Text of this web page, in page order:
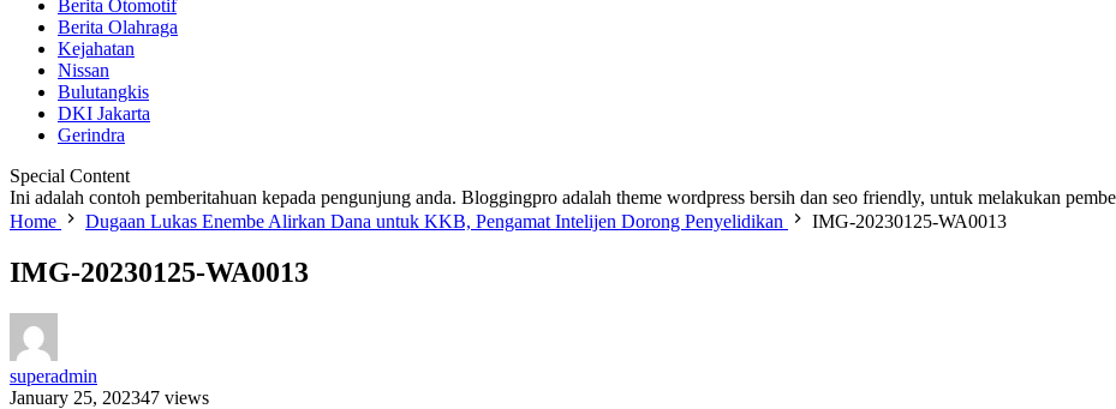
Berita Otomotif
Berita Olahraga
Kejahatan
Nissan
Bulutangkis
DKI Jakarta
Gerindra
Special Content
Ini adalah contoh pemberitahuan kepada pengunjung anda. Bloggingpro adalah theme wordpress bersih dan seo friendly, untuk melakukan
Home
Dugaan Lukas Enembe Alirkan Dana untuk KKB, Pengamat Intelijen Dorong Penyelidikan IMG-20230125-WA0013
IMG-20230125-WA0013
superadmin
January 25, 202347 views